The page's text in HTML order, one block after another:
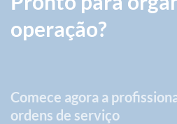
operação?
Comece agora a
ordens de serviço